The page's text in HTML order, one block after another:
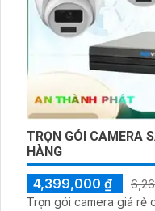
TRỌN GÓI CAMERA
HÀNG
4,399,000 ₫
Trọn gói camera giá rẻ